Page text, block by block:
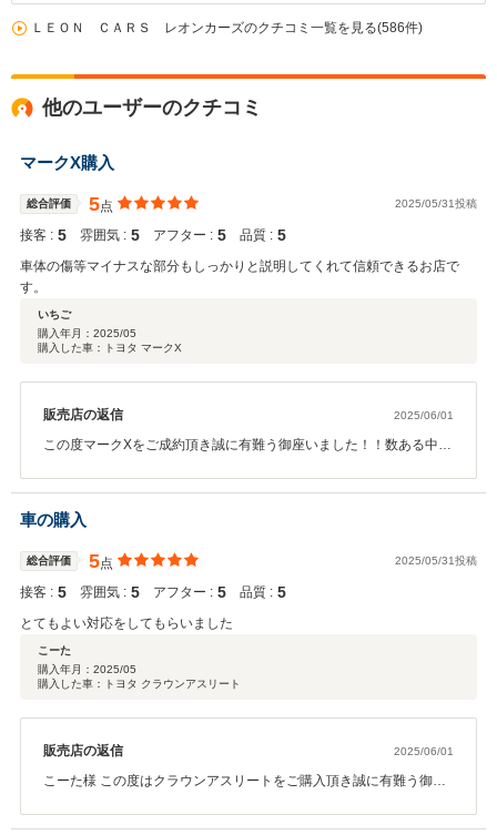
ＬＥＯＮ ＣＡＲＳ レオンカーズのクチコミ一覧を見る(586件)
他のユーザーのクチコミ
マークX購入
総合評価 5点 2025/05/31投稿
接客 : 5 雰囲気 : 5 アフター : 5 品質 : 5
車体の傷等マイナスな部分もしっかりと説明してくれて信頼できるお店で
す。
いちご
購入年月： 2025/05
購入した車：トヨタ マークX
販売店の返信 2025/06/01
この度マークXをご成約頂き誠に有難う御座いました！！数ある中古
のご購入をお任せいただきましてありがとうございます！！スムー
ズにご納車が出来るよう努めてまいりますので楽しみにお待ちいた
だければと思います！この様な高い評価に恥じない様今後も継続し
てまいります！今後とも引き続き末永いお付き合いの程宜しくお願
いいたします。 レオンカーズ一同
車の購入
総合評価 5点 2025/05/31投稿
接客 : 5 雰囲気 : 5 アフター : 5 品質 : 5
とてもよい対応をしてもらいました
こーた
購入年月： 2025/05
購入した車：トヨタ クラウンアスリート
販売店の返信 2025/06/01
こーた様 この度はクラウンアスリートをご購入頂き誠に有難う御座